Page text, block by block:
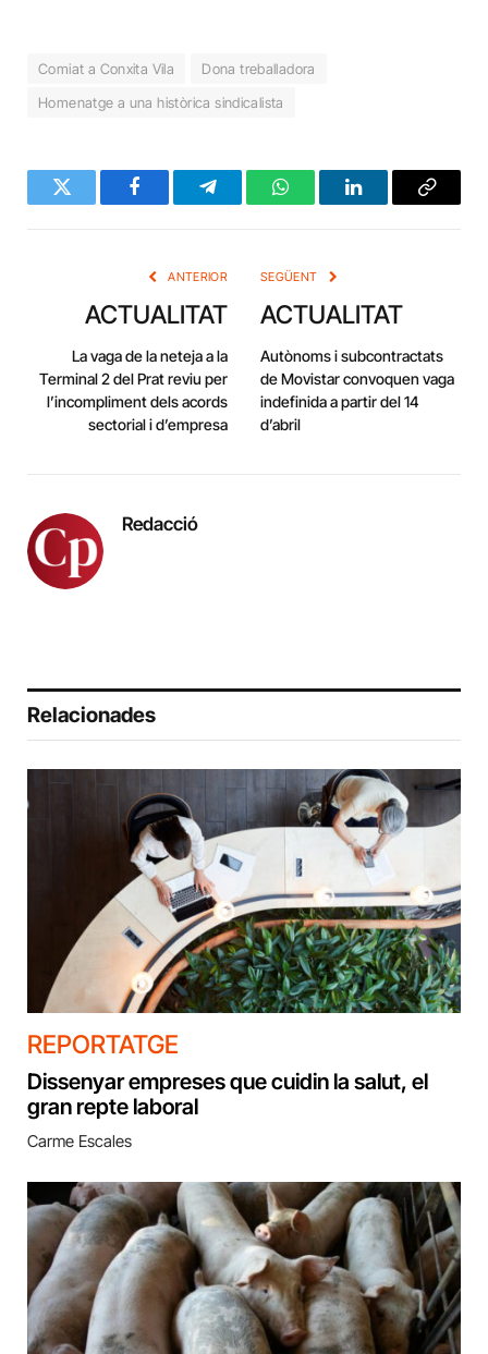
Comiat a Conxita Vila
Dona treballadora
Homenatge a una històrica sindicalista
Twitter FacebookTelegramWhatsAppLinkedInCopy
ANTERIOR
ACTUALITAT
La vaga de la neteja a la
Terminal 2 del Prat reviu per
l’incompliment dels acords
sectorial i d’empresa
SEGÜENT
ACTUALITAT
Autònoms i subcontractats
de Movistar convoquen vaga
indefinida a partir del 14
d’abril
Redacció
Relacionades
REPORTATGE
Dissenyar empreses que cuidin la salut, el
gran repte laboral
Carme Escales